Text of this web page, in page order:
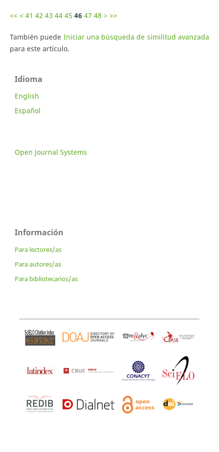
<< < 41 42 43 44 45 46 47 48 > >>
También puede Iniciar una búsqueda de similitud avanzada
para este artículo.
Idioma
English
Español
Open Journal Systems
Información
Para lectores/as
Para autores/as
Para bibliotecarios/as